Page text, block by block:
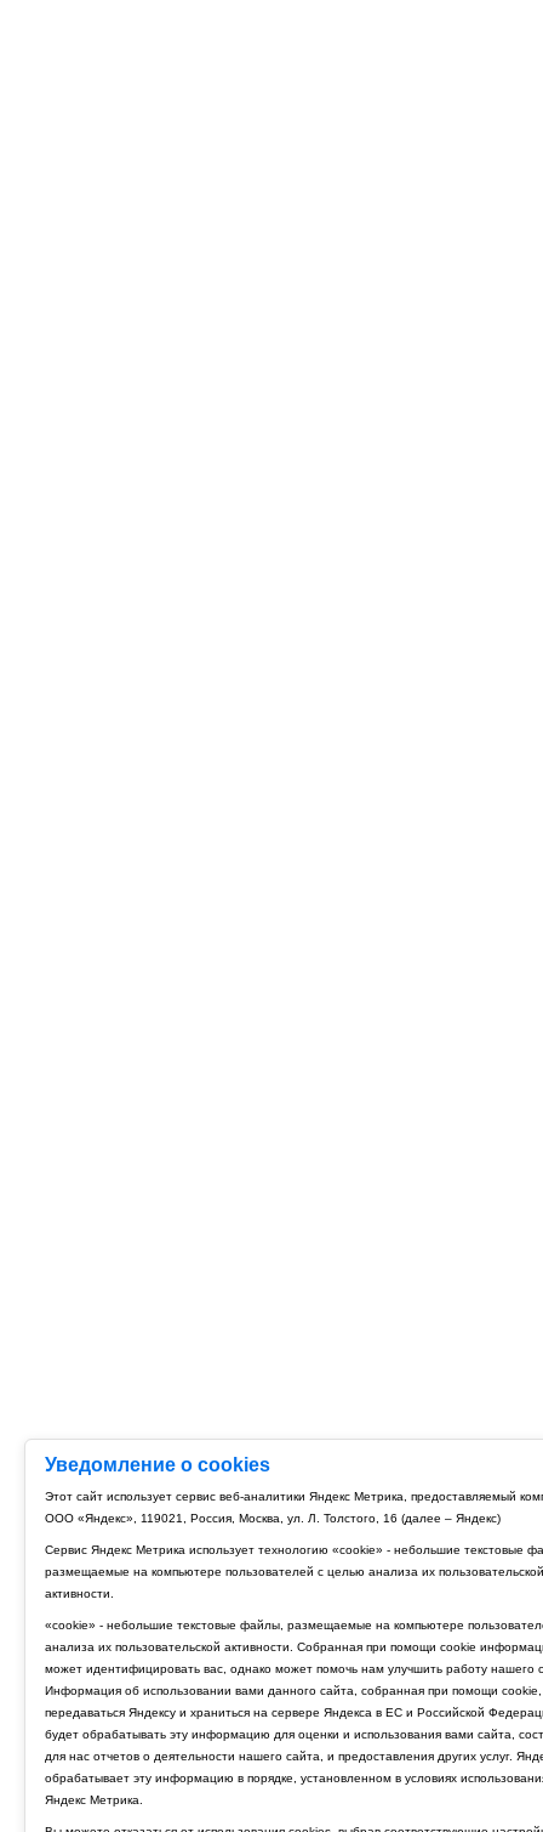
Уведомление о cookies
Этот сайт использует сервис веб-аналитики Яндекс Метрика, предоставляемый
ООО «Яндекс», 119021, Россия, Москва, ул. Л. Толстого, 16 (далее – Яндекс)
Сервис Яндекс Метрика использует технологию «cookie» - небольшие текстовые
размещаемые на компьютере пользователей с целью анализа их пользовательской
активности.
«cookie» - небольшие текстовые файлы, размещаемые на компьютере
анализа их пользовательской активности. Собранная при помощи cookie
может идентифицировать вас, однако может помочь нам улучшить работу нашего
Информация об использовании вами данного сайта, собранная при помощи cookie,
передаваться Яндексу и храниться на сервере Яндекса в ЕС и Российской
будет обрабатывать эту информацию для оценки и использования вами сайта,
для нас отчетов о деятельности нашего сайта, и предоставления других услуг.
обрабатывает эту информацию в порядке, установленном в условиях
Яндекс Метрика.